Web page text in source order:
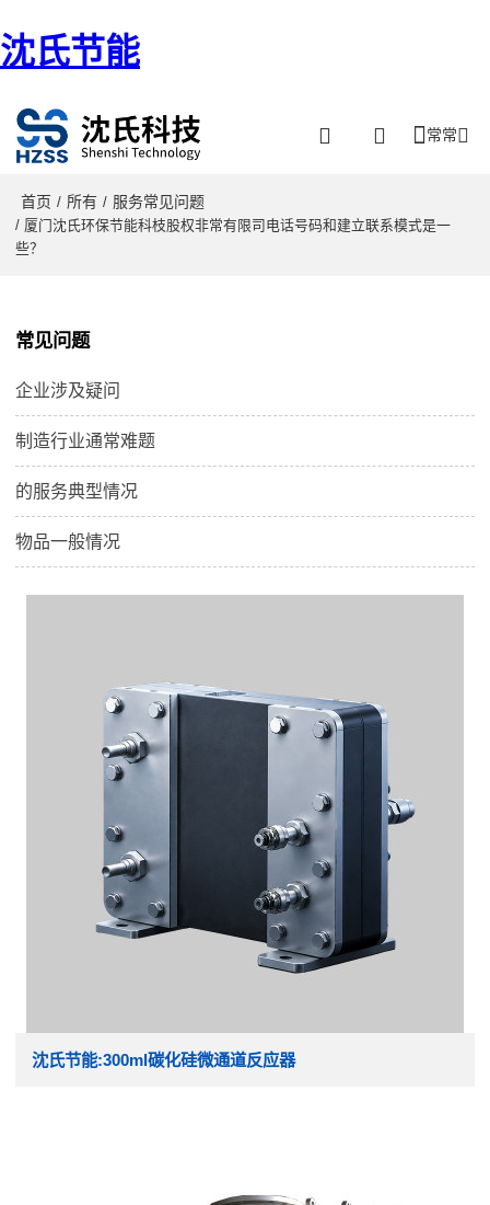
沈氏节能
常常
首页 / 所有 / 服务常见问题
/ 厦门沈氏环保节能科枝股权非常有限司电话号码和建立联系模式是一
些？
常见问题
企业涉及疑问
制造行业通常难题
的服务典型情况
物品一般情况
沈氏节能:300ml碳化硅微通道反应器